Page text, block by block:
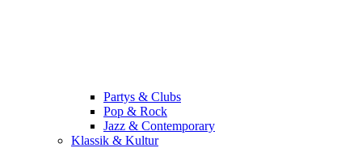
Partys & Clubs
Pop & Rock
Jazz & Contemporary
Klassik & Kultur